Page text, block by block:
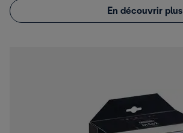
En découvrir plus